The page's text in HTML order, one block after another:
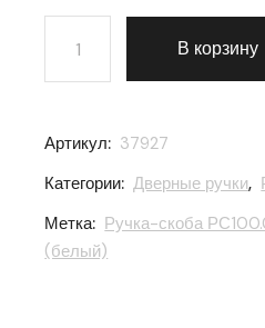
Количество товара
В корзину
Артикул: 37927
Категории: Дверные ручки,
Метка: Ручка-скоба
(белый)